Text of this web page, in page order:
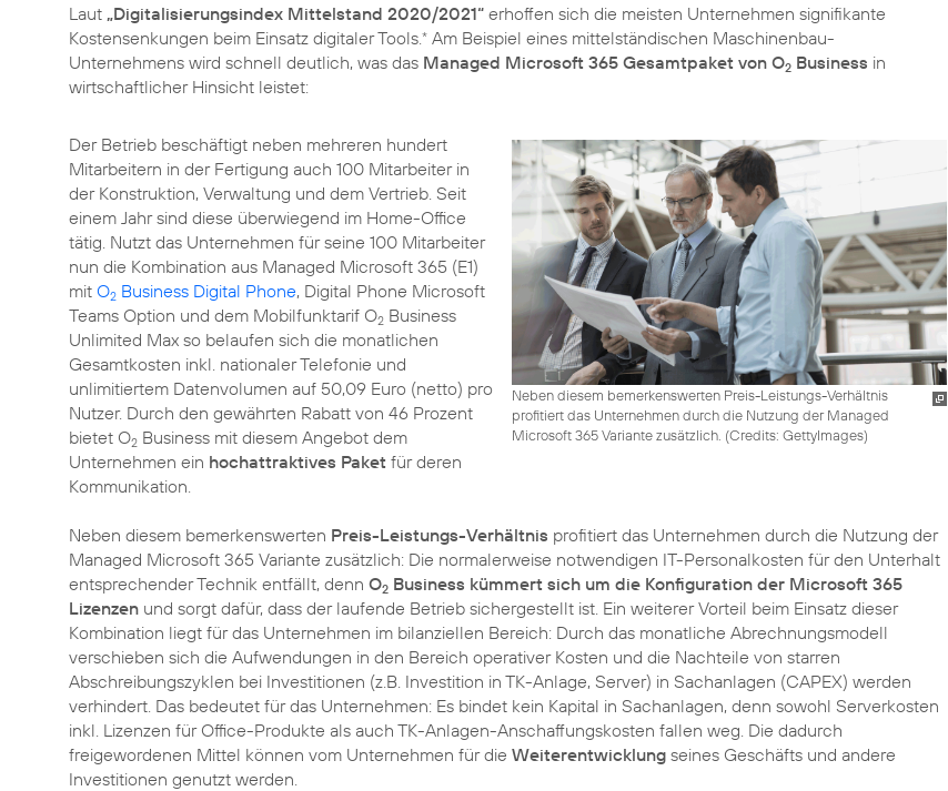
Laut „Digitalisierungsindex Mittelstand 2020/2021“ erhoffen sich die meisten Unternehmen signifikante
Kostensenkungen beim Einsatz digitaler Tools. * Am Beispiel eines mittelständischen Maschinenbau-
Unternehmens wird schnell deutlich, was das Managed Microsoft 365 Gesamtpaket von O2 Business in
wirtschaftlicher Hinsicht leistet:
Neben diesem bemerkenswerten Preis-Leistungs-Verhältnis
profitiert das Unternehmen durch die Nutzung der Managed
Microsoft 365 Variante zusätzlich. (Credits: GettyImages)
Der Betrieb beschäftigt neben mehreren hundert
Mitarbeitern in der Fertigung auch 100 Mitarbeiter in
der Konstruktion, Verwaltung und dem Vertrieb. Seit
einem Jahr sind diese überwiegend im Home-Office
tätig. Nutzt das Unternehmen für seine 100 Mitarbeiter
nun die Kombination aus Managed Microsoft 365 (E1)
mit O2 Business Digital Phone, Digital Phone Microsoft
Teams Option und dem Mobilfunktarif O2 Business
Unlimited Max so belaufen sich die monatlichen
Gesamtkosten inkl. nationaler Telefonie und
unlimitiertem Datenvolumen auf 50,09 Euro (netto) pro
Nutzer. Durch den gewährten Rabatt von 46 Prozent
bietet O2 Business mit diesem Angebot dem
Unternehmen ein hochattraktives Paket für deren
Kommunikation.
Neben diesem bemerkenswerten Preis-Leistungs-Verhältnis profitiert das Unternehmen durch die Nutzung der
Managed Microsoft 365 Variante zusätzlich: Die normalerweise notwendigen IT-Personalkosten für den Unterhalt
entsprechender Technik entfällt, denn O2 Business kümmert sich um die Konfiguration der Microsoft 365
Lizenzen und sorgt dafür, dass der laufende Betrieb sichergestellt ist. Ein weiterer Vorteil beim Einsatz dieser
Kombination liegt für das Unternehmen im bilanziellen Bereich: Durch das monatliche Abrechnungsmodell
verschieben sich die Aufwendungen in den Bereich operativer Kosten und die Nachteile von starren
Abschreibungszyklen bei Investitionen (z.B. Investition in TK-Anlage, Server) in Sachanlagen (CAPEX) werden
verhindert. Das bedeutet für das Unternehmen: Es bindet kein Kapital in Sachanlagen, denn sowohl Serverkosten
inkl. Lizenzen für Office-Produkte als auch TK-Anlagen-Anschaffungskosten fallen weg. Die dadurch
freigewordenen Mittel können vom Unternehmen für die Weiterentwicklung seines Geschäfts und andere
Investitionen genutzt werden.